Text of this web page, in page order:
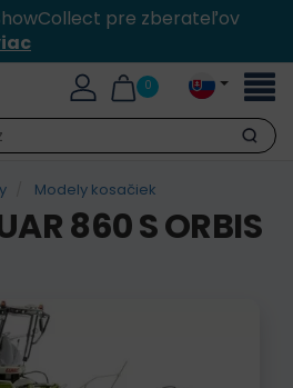
pre zberateľov
0
Hľadať
Modely kosačiek
860 S ORBIS